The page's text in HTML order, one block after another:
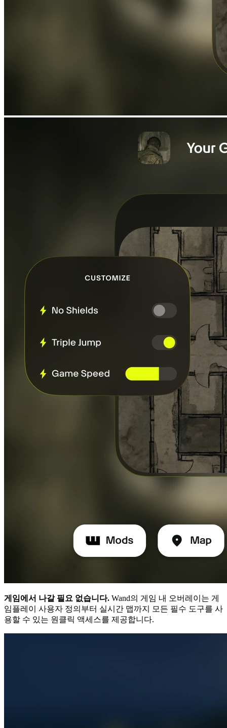
게임에서 나갈 필요 없습니다. Wand의 게임 내 오버레이는 게
임플레이 사용자 정의부터 실시간 맵까지 모든 필수 도구를 사
용할 수 있는 원클릭 액세스를 제공합니다.